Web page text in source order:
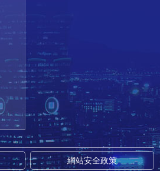
網站安全政策